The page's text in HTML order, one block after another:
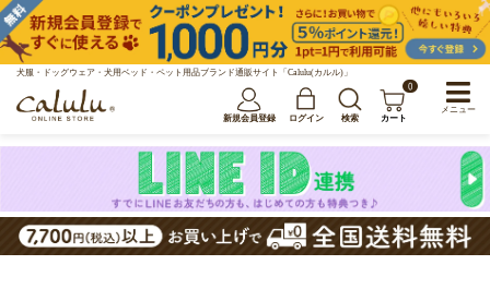
犬服・ドッグウェア・犬用ベッド・ペット用品ブランド通販サイト「Calulu(カルル)」
新規会員登録 ログイン 検索
0
カート
メニュー